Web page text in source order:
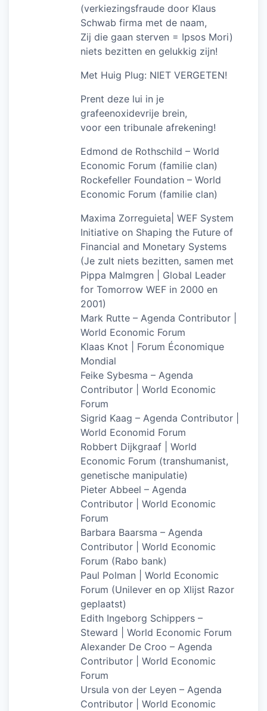
(verkiezingsfraude door Klaus
Schwab firma met de naam,
Zij die gaan sterven = Ipsos Mori)
niets bezitten en gelukkig zijn!
Met Huig Plug: NIET VERGETEN!
Prent deze lui in je
grafeenoxidevrije brein,
voor een tribunale afrekening!
Edmond de Rothschild – World
Economic Forum (familie clan)
Rockefeller Foundation – World
Economic Forum (familie clan)
Maxima Zorreguieta| WEF System
Initiative on Shaping the Future of
Financial and Monetary Systems
(Je zult niets bezitten, samen met
Pippa Malmgren | Global Leader
for Tomorrow WEF in 2000 en
2001)
Mark Rutte – Agenda Contributor |
World Economic Forum
Klaas Knot | Forum Économique
Mondial
Feike Sybesma – Agenda
Contributor | World Economic
Forum
Sigrid Kaag – Agenda Contributor |
World Economid Forum
Robbert Dijkgraaf | World
Economic Forum (transhumanist,
genetische manipulatie)
Pieter Abbeel – Agenda
Contributor | World Economic
Forum
Barbara Baarsma – Agenda
Contributor | World Economic
Forum (Rabo bank)
Paul Polman | World Economic
Forum (Unilever en op Xlijst Razor
geplaatst)
Edith Ingeborg Schippers –
Steward | World Economic Forum
Alexander De Croo – Agenda
Contributor | World Economic
Forum
Ursula von der Leyen – Agenda
Contributor | World Economic